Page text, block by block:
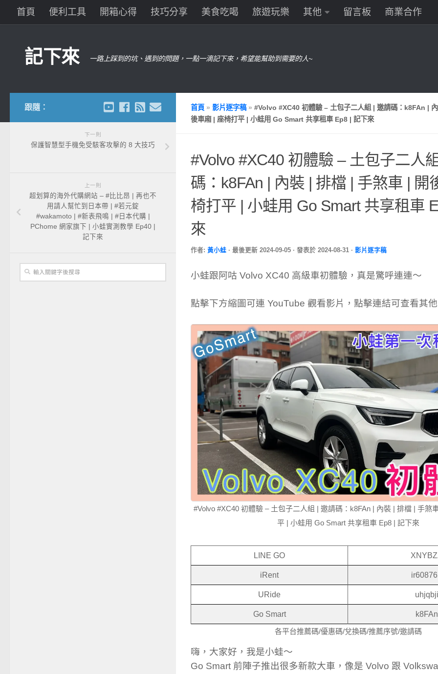
首頁 便利工具 開箱心得 技巧分享 美食吃喝 旅遊玩樂 其他 留言板 商業合作
記下來 一路上踩到的坑、遇到的問題，一點一滴記下來，希望能幫助到需要的人~
首頁 » 影片逐字稿» #Volvo #XC40 初體驗 – 土包子二人組 | 邀請碼：k8FAn |
後車廂 | 座椅打平 | 小蛙用 Go Smart 共享租車 Ep8 | 記下來
#Volvo #XC40 初體驗 – 土包子二人
碼：k8FAn | 內裝 | 排檔 | 手煞車 | 開
椅打平 | 小蛙用 Go Smart 共享租車
來
作者: 黃小蛙 · 最後更新 2024-09-05 · 發表於 2024-08-31 · 影片逐字稿
小蛙跟阿咕 Volvo XC40 高級車初體驗，真是驚呼連連～
點擊下方縮圖可連 YouTube 觀看影片，點擊連結可查看其他
#Volvo #XC40 初體驗 – 土包子二人組 | 邀請碼：k8FAn | 內裝 | 排檔 | 手煞
平 | 小蛙用 Go Smart 共享租車 Ep8 | 記下來
LINE GO
iRent
URide uhjqbji
Go Smart k8FAn
各平台推薦碼/優惠碼/兌換碼/推薦序號/邀請碼
嗨，大家好，我是小蛙～
Go Smart 前陣子推出很多新款大車，像是 Volvo 跟
跟隨：
下一則
保護智慧型手機免受駭客攻擊的 8 大技巧
上一則
超划算的海外代購網站 – #比比昂 | 再也不
用請人幫忙到日本帶 | #若元錠
#wakamoto | #新表飛鳴 | #日本代購 |
PChome 網家旗下 | 小蛙實測教學 Ep40 |
記下來